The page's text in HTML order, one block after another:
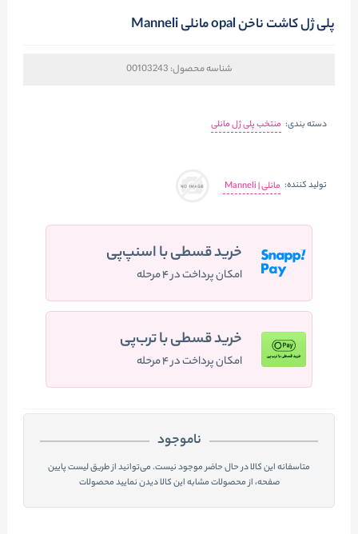
پلی ژل کاشت ناخن opal مانلی Manneli
شناسه محصول: 00103243
دسته بندی: منتخب پلی ژل مانلی
تولید کننده: مانلی | Manneli
خرید قسطی با اسنپ‌پی
امکان پرداخت در ۴ مرحله
خرید قسطی با ترب‌پی
امکان پرداخت در ۴ مرحله
ناموجود
متاسفانه این کالا در حال حاضر موجود نیست. می‌توانید از طریق لیست پایین
صفحه، از محصولات مشابه این کالا دیدن نمایید محصولات